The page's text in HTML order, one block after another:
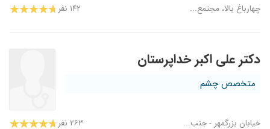
چهارباغ بالا، مجتمع... ۱۴۲ نفر
دکتر علی اکبر خداپرستان
متخصص چشم
خیابان بزرگمهر - جنب... ۲۶۳ نفر